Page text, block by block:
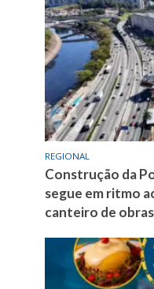
REGIONAL
Construção da
segue em ritmo
canteiro de